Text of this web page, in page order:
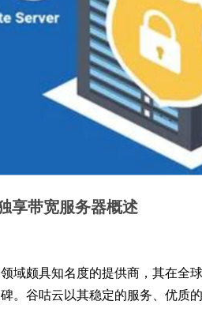
享带宽服务器概述
域颇具知名度的提供商，其在全
。谷咕云以其稳定的服务、优质